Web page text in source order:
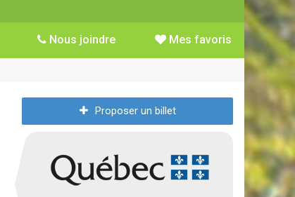
Mes favoris
Nous joindre
Proposer un billet